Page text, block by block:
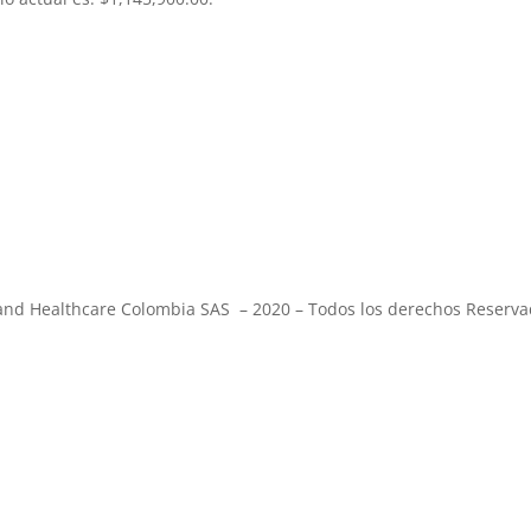
Healthcare Colombia SAS – 2020 – Todos los derechos